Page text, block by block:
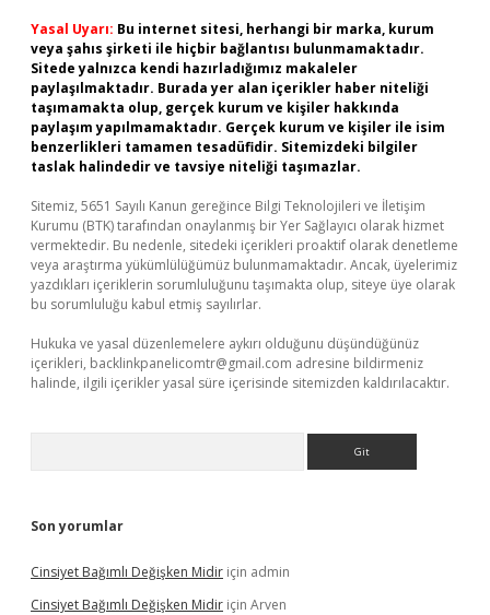
Yasal Uyarı: Bu internet sitesi, herhangi bir marka, kurum
veya şahıs şirketi ile hiçbir bağlantısı bulunmamaktadır.
Sitede yalnızca kendi hazırladığımız makaleler
paylaşılmaktadır. Burada yer alan içerikler haber niteliği
taşımamakta olup, gerçek kurum ve kişiler hakkında
paylaşım yapılmamaktadır. Gerçek kurum ve kişiler ile isim
benzerlikleri tamamen tesadüfidir. Sitemizdeki bilgiler
taslak halindedir ve tavsiye niteliği taşımazlar.
Sitemiz, 5651 Sayılı Kanun gereğince Bilgi Teknolojileri ve İletişim
Kurumu (BTK) tarafından onaylanmış bir Yer Sağlayıcı olarak hizmet
vermektedir. Bu nedenle, sitedeki içerikleri proaktif olarak denetleme
veya araştırma yükümlülüğümüz bulunmamaktadır. Ancak, üyelerimiz
yazdıkları içeriklerin sorumluluğunu taşımakta olup, siteye üye olarak
bu sorumluluğu kabul etmiş sayılırlar.
Hukuka ve yasal düzenlemelere aykırı olduğunu düşündüğünüz
içerikleri, backlinkpanelicomtr@gmail.com adresine bildirmeniz
halinde, ilgili içerikler yasal süre içerisinde sitemizden kaldırılacaktır.
Son yorumlar
Cinsiyet Bağımlı Değişken Midir için admin
Cinsiyet Bağımlı Değişken Midir için Arven